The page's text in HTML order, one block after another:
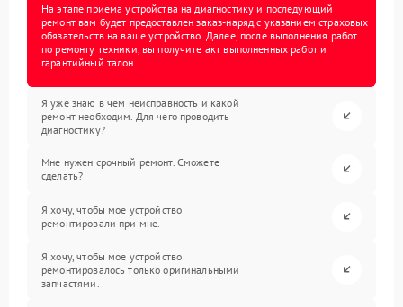
На этапе приема устройства на диагностику и последующий
ремонт вам будет предоставлен заказ-наряд с указанием страховых
обязательств на ваше устройство. Далее, после выполнения работ
по ремонту техники, вы получите акт выполненных работ и
гарантийный талон.
Я уже знаю в чем неисправность и какой
ремонт необходим. Для чего проводить
диагностику?
Мне нужен срочный ремонт. Сможете
сделать?
Я хочу, чтобы мое устройство
ремонтировали при мне.
Я хочу, чтобы мое устройство
ремонтировалось только оригинальными
запчастями.